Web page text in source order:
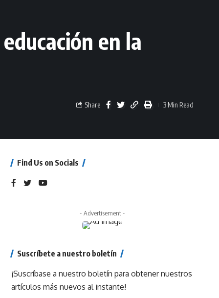
en la
Share 3 Min Read
Find Us on Socials
- Advertisement -
Suscríbete a nuestro boletín
¡Suscríbase a nuestro boletín para obtener nuestros
artículos más nuevos al instante!